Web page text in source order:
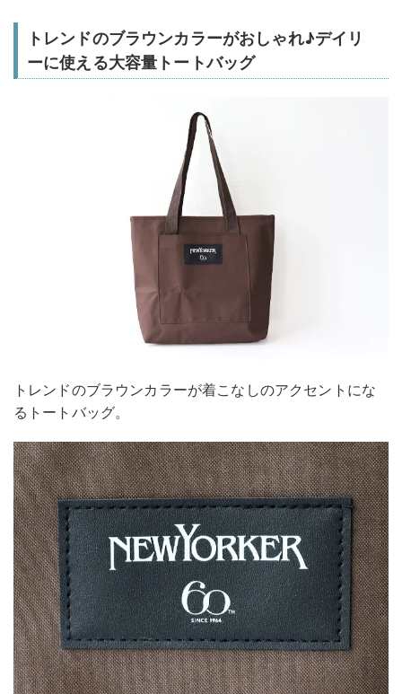
トレンドのブラウンカラーがおしゃれ♪デイリ
ーに使える大容量トートバッグ
トレンドのブラウンカラーが着こなしのアクセントにな
るトートバッグ。